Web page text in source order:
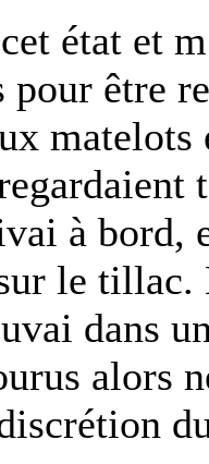
état et
pour être
matelots
à bord,
le tillac.
dans
alors